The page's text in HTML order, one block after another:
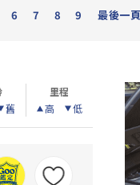
6 7 8 9 最後一頁
舊
里程
高
低